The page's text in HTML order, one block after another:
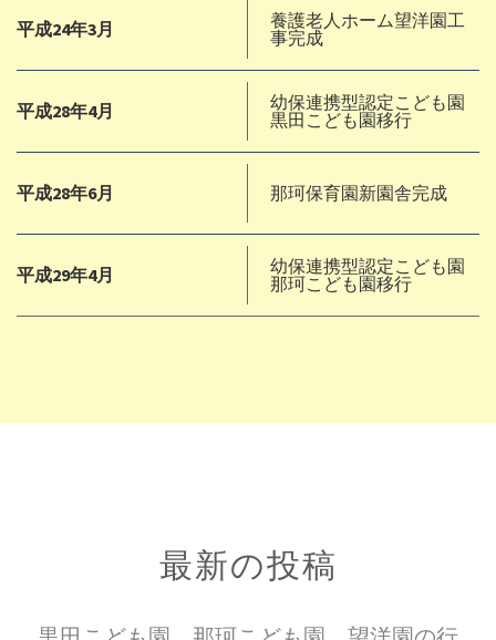
平成24年3月
養護老人ホーム望洋園工
事完成
平成28年4月
幼保連携型認定こども園
黒田こども園移行
平成28年6月 那珂保育園新園舎完成
平成29年4月
幼保連携型認定こども園
那珂こども園移行
最新の投稿